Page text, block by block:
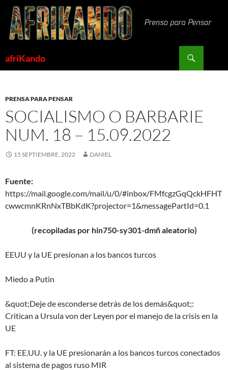
Saltar
contenido
afriKando
PRENSA PARA PENSAR
SOCIALISMO O BARBARIE
NUM. 18 – 15.09.2022
15 SEPTIEMBRE, 2022 DANIEL
Fuente:
https://mail.google.com/mail/u/0/#inbox/FMfcgzGqQckHFHT
cwwcmnKRnNxTBbKdK?projector=1&messagePartId=0.1
(recopiladas por hin750-sy301-dmñ aleatorio)
EEUU y la UE presionan a los bancos turcos
Miedo a Putin
&quot;Deje de esconderse detrás de los demás&quot;:
Critican a Ursula von der Leyen por el manejo de la crisis en la
UE
FT: EE.UU. y la UE presionarán a los bancos turcos conectados
al sistema de pagos ruso MIR